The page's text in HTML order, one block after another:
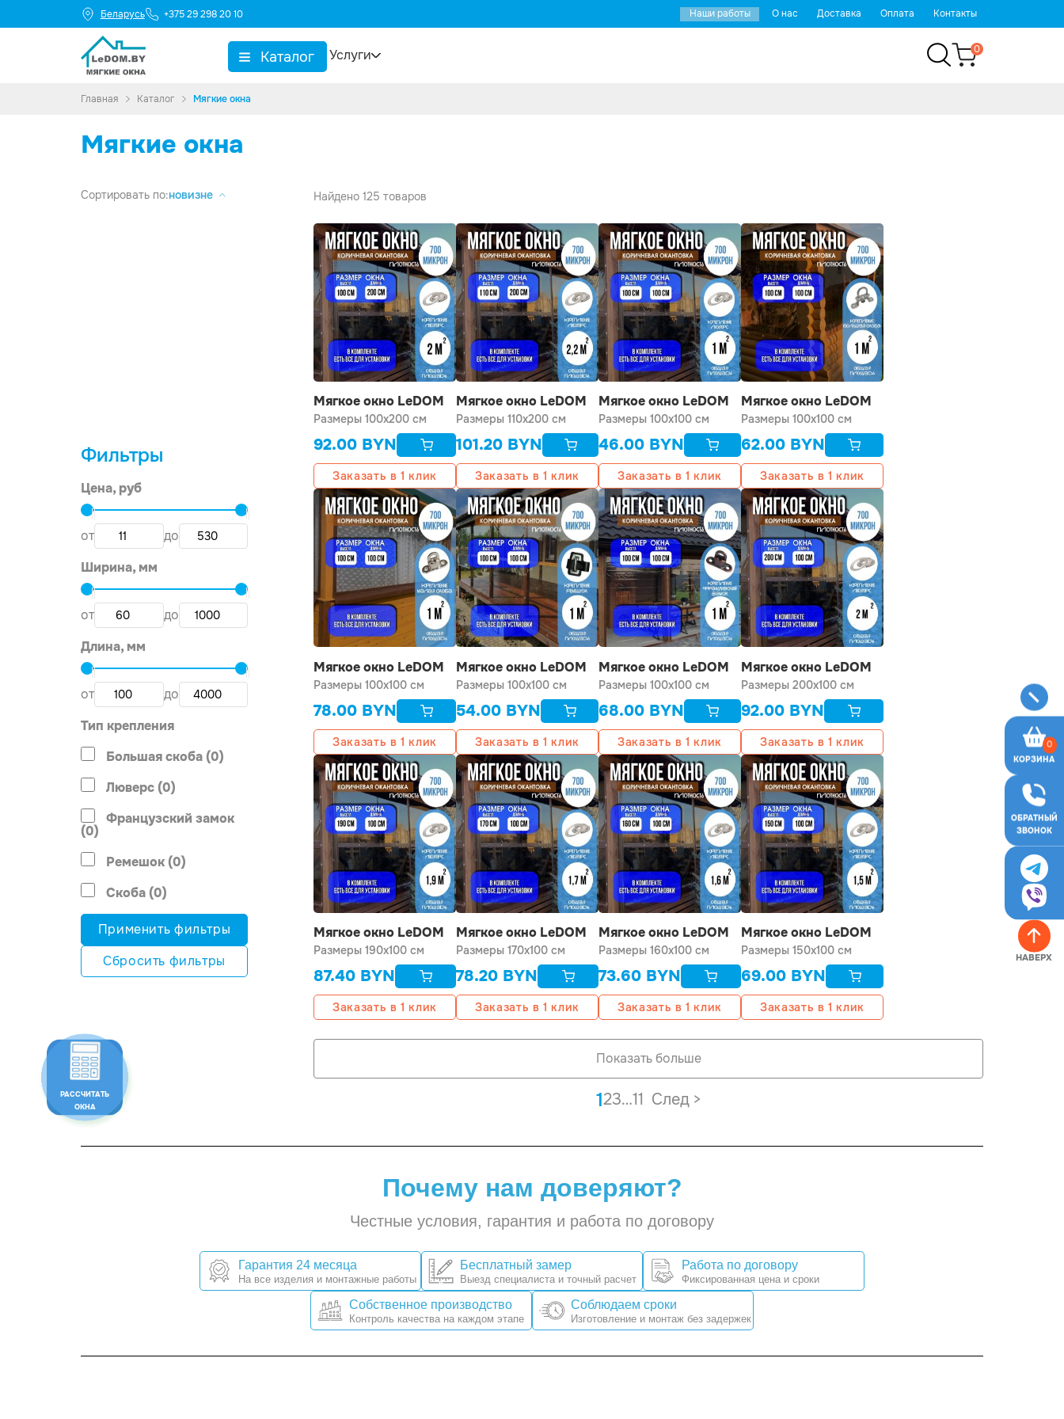
Беларусь +375 29 298 20 10 Наши работы О нас Доставка Оплата Контакты
Каталог
▼ Услуги ▼
0
Главная Каталог Мягкие окна
Мягкие окна
Фильтры
Цена, руб
от
до
Ширина, мм
от
до
Длина, мм
от
до
Тип крепления
Большая скоба (0)
Люверс (0)
Французский замок
(0)
Ремешок (0)
Скоба (0)
Применить фильтры
Сбросить фильтры
Сортировать по:новизне Найдено 125 товаров
Мягкое окно LeDOM
100х200 см люверс
Размеры 100x200 см
92.00 BYN
Заказать в 1 клик
Мягкое окно LeDOM
110х200 см люверс
Размеры 110x200 см
101.20 BYN
Заказать в 1 клик
Мягкое окно LeDOM
100х100 см люверс
Размеры 100x100 см
46.00 BYN
Заказать в 1 клик
Мягкое окно LeDOM
100х100 см на
большой поворотной
Размеры 100x100 см
62.00 BYN
Заказать в 1 клик
Мягкое окно LeDOM
100х100 см на малой
поворотной скобе
Размеры 100x100 см
78.00 BYN
Заказать в 1 клик
Мягкое окно LeDOM
100х100 см на
ремешке
Размеры 100x100 см
54.00 BYN
Заказать в 1 клик
Мягкое окно LeDOM
100х100 см на
французском замке
Размеры 100x100 см
68.00 BYN
Заказать в 1 клик
Мягкое окно LeDOM
200х100 см люверс
Размеры 200x100 см
92.00 BYN
Заказать в 1 клик
Мягкое окно LeDOM
190х100 см люверс
Размеры 190x100 см
87.40 BYN
Заказать в 1 клик
Мягкое окно LeDOM
170х100 см люверс
Размеры 170x100 см
78.20 BYN
Заказать в 1 клик
Мягкое окно LeDOM
160х100 см люверс
Размеры 160x100 см
73.60 BYN
Заказать в 1 клик
Мягкое окно LeDOM
150х100 см люверс
Размеры 150x100 см
69.00 BYN
Заказать в 1 клик
Показать больше
123…11
Почему нам доверяют?
Честные условия, гарантия и работа по договору
Гарантия 24 месяца
На все изделия и монтажные работы
Бесплатный замер
Выезд специалиста и точный расчет
Работа по договору
Фиксированная цена и сроки
Собственное производство
Контроль качества на каждом этапе
Соблюдаем сроки
Изготовление и монтаж без задержек
0
КОРЗИНА
ОБРАТНЫЙ
ЗВОНОК
РАССЧИТАТЬ
ОКНА